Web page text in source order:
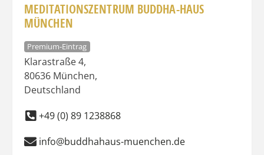
MEDITATIONSZENTRUM BUDDHA-HAUS
MÜNCHEN
Premium-Eintrag
Klarastraße 4,
80636 München,
Deutschland
+49 (0) 89 1238868
info@buddhahaus-muenchen.de